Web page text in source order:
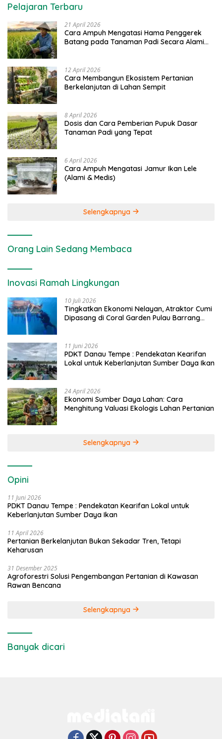
Pelajaran Terbaru
21 April 2026
Cara Ampuh Mengatasi Hama Penggerek
Batang pada Tanaman Padi Secara Alami
12 April 2026
Cara Membangun Ekosistem Pertanian
Berkelanjutan di Lahan Sempit
8 April 2026
Dosis dan Cara Pemberian Pupuk Dasar
Tanaman Padi yang Tepat
6 April 2026
Cara Ampuh Mengatasi Jamur Ikan Lele
(Alami & Medis)
Selengkapnya
Orang Lain Sedang Membaca
Inovasi Ramah Lingkungan
10 Juli 2026
Tingkatkan Ekonomi Nelayan, Atraktor Cumi
Dipasang di Coral Garden Pulau Barrang
11 Juni 2026
PDKT Danau Tempe : Pendekatan Kearifan
Lokal untuk Keberlanjutan Sumber Daya Ikan
24 April 2026
Ekonomi Sumber Daya Lahan: Cara
Menghitung Valuasi Ekologis Lahan Pertanian
Selengkapnya
Opini
11 Juni 2026
PDKT Danau Tempe : Pendekatan Kearifan Lokal untuk
Keberlanjutan Sumber Daya Ikan
11 April 2026
Pertanian Berkelanjutan Bukan Sekadar Tren, Tetapi
Keharusan
31 Desember 2025
Agroforestri Solusi Pengembangan Pertanian di Kawasan
Rawan Bencana
Selengkapnya
Banyak dicari